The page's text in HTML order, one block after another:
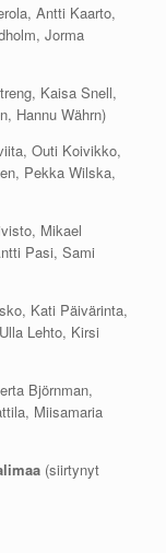
Antti Kaarto,
Jorma
Kaisa Snell,
Hannu Währn)
Outi Koivikko,
Pekka Wilska,
Mikael
Pasi, Sami
Kati Päivärinta,
Lehto, Kirsi
Björnman,
Miisamaria
(siirtynyt